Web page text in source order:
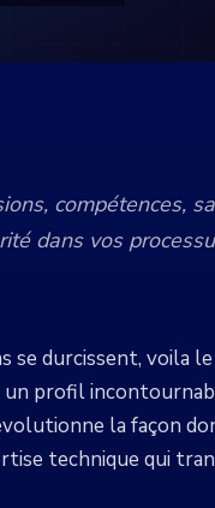
compétences,
dans vos
durcissent, voila
profil
la façon
technique qui